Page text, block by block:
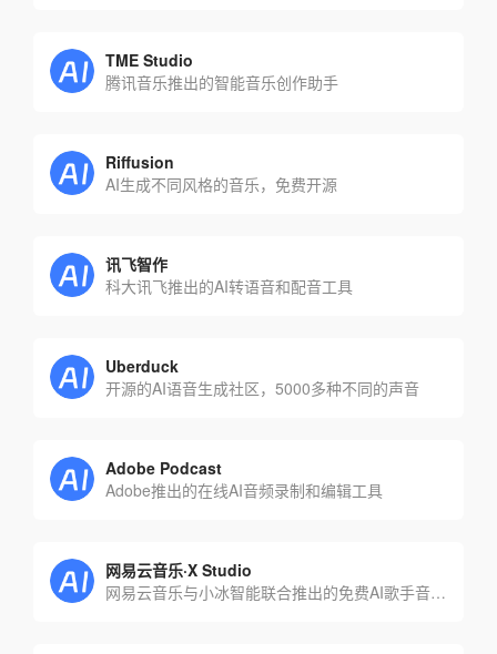
TME Studio
腾讯音乐推出的智能音乐创作助手
Riffusion
AI生成不同风格的音乐，免费开源
讯飞智作
科大讯飞推出的AI转语音和配音工具
Uberduck
开源的AI语音生成社区，5000多种不同的声音
Adobe Podcast
Adobe推出的在线AI音频录制和编辑工具
网易云音乐·X Studio
网易云音乐与小冰智能联合推出的免费AI歌手音乐创作软件